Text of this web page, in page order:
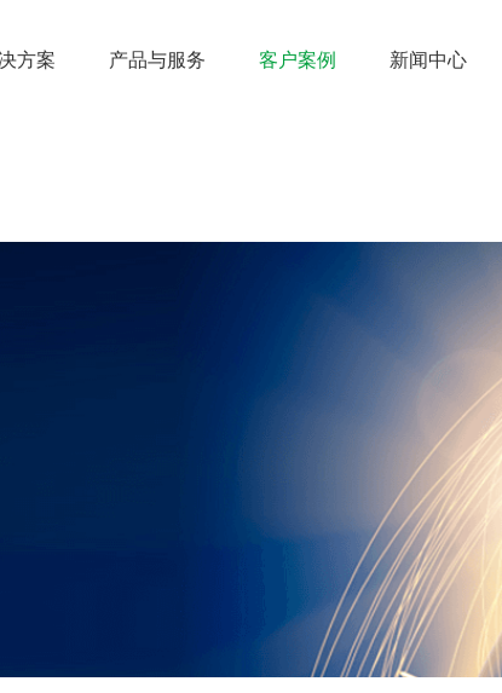
方案 产品与服务 客户案例 新闻中心